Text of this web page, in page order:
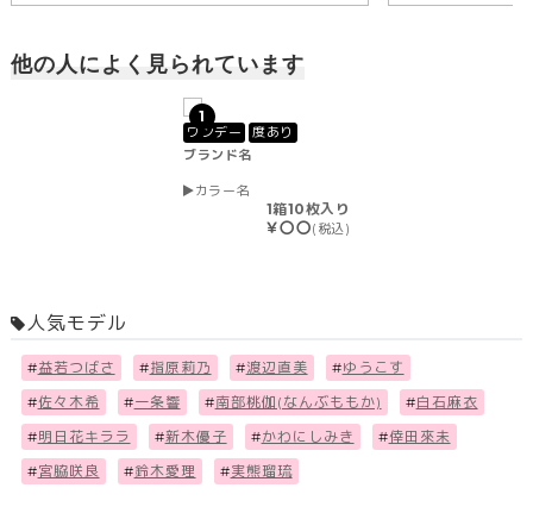
他の人によく見られています
1
ワンデー
度あり
ブランド名
カラー名
1箱10枚入り
￥〇〇(税込)
人気モデル
#益若つばさ #指原莉乃 #渡辺直美 #ゆうこす
#佐々木希 #一条響 #南部桃伽(なんぶももか) #白石麻衣
#明日花キララ #新木優子 #かわにしみき #倖田來未
#宮脇咲良 #鈴木愛理 #実熊瑠琉